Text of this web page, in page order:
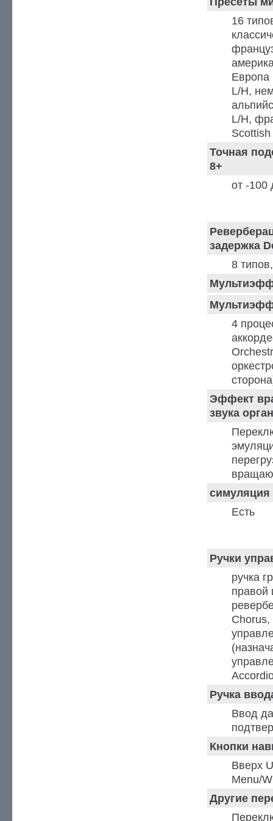
16
Европа
L/H,
L/H,
Scottish
Точная
8+
от -100
задержка
8
4
Эффект
звука
симуляция
Есть
Ручки
ручка
правой
Chorus,
Ручка
Ввод
Кнопки
Вверх
Menu/
Другие